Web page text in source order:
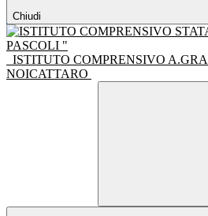
Chiudi
ISTITUTO COMPRENSIVO
NOICATTARO